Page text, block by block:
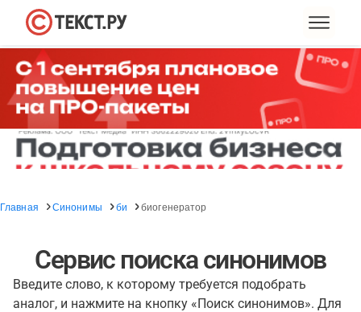
Главная Синонимы би биогенератор
Сервис поиска синонимов
Введите слово, к которому требуется подобрать
аналог, и нажмите на кнопку «Поиск синонимов». Для